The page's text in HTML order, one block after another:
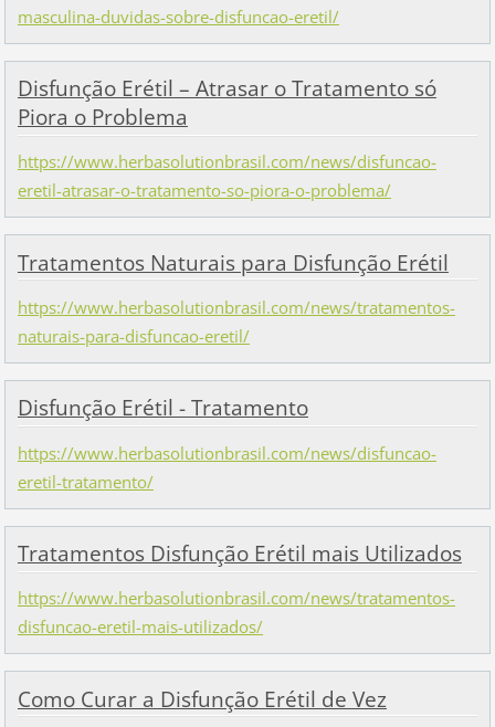
masculina-duvidas-sobre-disfuncao-eretil/
Disfunção Erétil – Atrasar o Tratamento só
Piora o Problema
https://www.herbasolutionbrasil.com/news/disfuncao-
eretil-atrasar-o-tratamento-so-piora-o-problema/
Tratamentos Naturais para Disfunção Erétil
https://www.herbasolutionbrasil.com/news/tratamentos-
naturais-para-disfuncao-eretil/
Disfunção Erétil - Tratamento
https://www.herbasolutionbrasil.com/news/disfuncao-
eretil-tratamento/
Tratamentos Disfunção Erétil mais Utilizados
https://www.herbasolutionbrasil.com/news/tratamentos-
disfuncao-eretil-mais-utilizados/
Como Curar a Disfunção Erétil de Vez